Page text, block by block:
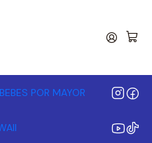
POR MAYOR